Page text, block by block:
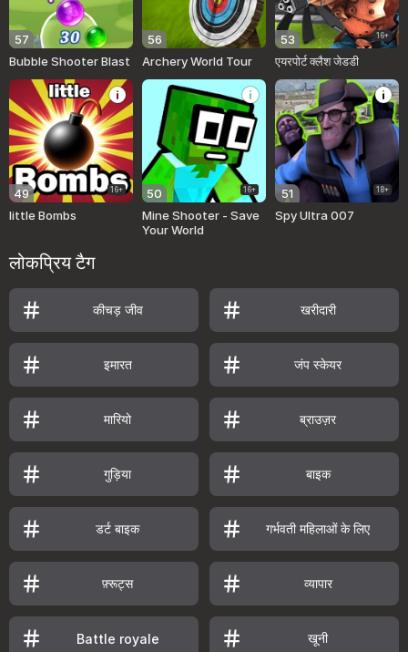
57
Bubble Shooter Blast
56
Archery World Tour
53 16+
एयरपोर्ट क्लैश जेडडी
49 16+
little Bombs
50 16+
Mine Shooter - Save
Your World
51 18+
Spy Ultra 007
लोकप्रिय टैग
कीचड़ जीव खरीदारी
इमारत जंप स्केयर
मारियो ब्राउज़र
गुड़िया बाइक
डर्ट बाइक गर्भवती महिलाओं के लिए
फ़्रूट्स व्यापार
Battle royale खूनी